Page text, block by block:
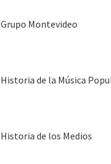
Grupo Montevideo
Historia de la Música
Historia de los Medios